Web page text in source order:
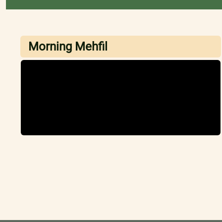
Morning Mehfil